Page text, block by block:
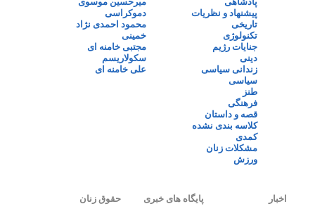
پیشنهاد و نظریات
تاریخی
تکنولوژی
جنایات رژیم
دینی
زندانی سیاسی
سیاسی
طنز
فرهنگی
قصه و داستان
کلاسه بندی نشده
کمدی
مشکلات زنان
ورزش
دموکراسی
محمود احمدی نژاد
خمینی
مجتبی خامنه ای
سکولاریسم
علی خامنه ای
اخبار پایگاه های خبری حقوق زنان